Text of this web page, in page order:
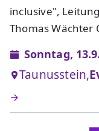
inclusive",
Thomas Wächter
Sonntag,
Taunusstein,